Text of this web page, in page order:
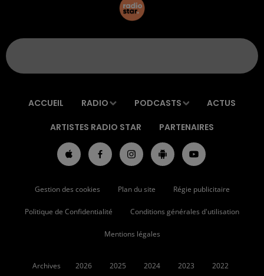
ACCUEIL RADIO PODCASTS ACTUS
ARTISTES RADIO STAR PARTENAIRES
Gestion des cookies Plan du site Régie publicitaire
Politique de Confidentialité Conditions générales d'utilisation
Mentions légales
Archives 2026 2025 2024 2023 2022